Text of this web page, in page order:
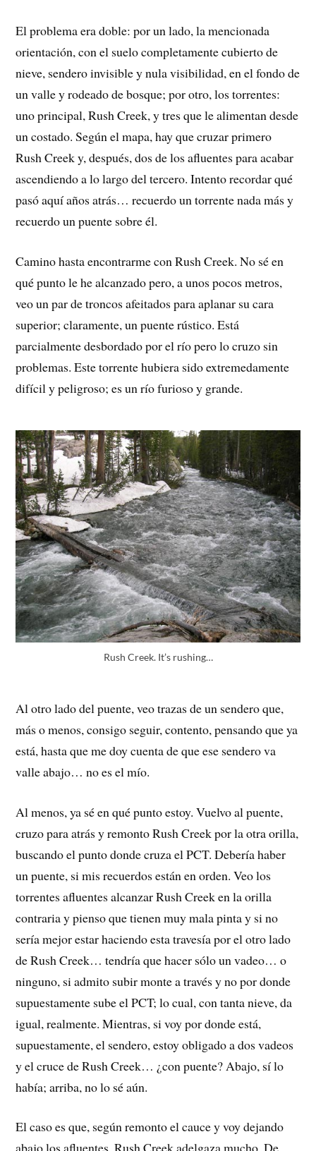
El problema era doble: por un lado, la mencionada
orientación, con el suelo completamente cubierto de
nieve, sendero invisible y nula visibilidad, en el fondo de
un valle y rodeado de bosque; por otro, los torrentes:
uno principal, Rush Creek, y tres que le alimentan desde
un costado. Según el mapa, hay que cruzar primero
Rush Creek y, después, dos de los afluentes para acabar
ascendiendo a lo largo del tercero. Intento recordar qué
pasó aquí años atrás… recuerdo un torrente nada más y
recuerdo un puente sobre él.
Camino hasta encontrarme con Rush Creek. No sé en
qué punto le he alcanzado pero, a unos pocos metros,
veo un par de troncos afeitados para aplanar su cara
superior; claramente, un puente rústico. Está
parcialmente desbordado por el río pero lo cruzo sin
problemas. Este torrente hubiera sido extremedamente
difícil y peligroso; es un río furioso y grande.
Rush Creek. It’s rushing…
Al otro lado del puente, veo trazas de un sendero que,
más o menos, consigo seguir, contento, pensando que ya
está, hasta que me doy cuenta de que ese sendero va
valle abajo… no es el mío.
Al menos, ya sé en qué punto estoy. Vuelvo al puente,
cruzo para atrás y remonto Rush Creek por la otra orilla,
buscando el punto donde cruza el PCT. Debería haber
un puente, si mis recuerdos están en orden. Veo los
torrentes afluentes alcanzar Rush Creek en la orilla
contraria y pienso que tienen muy mala pinta y si no
sería mejor estar haciendo esta travesía por el otro lado
de Rush Creek… tendría que hacer sólo un vadeo… o
ninguno, si admito subir monte a través y no por donde
supuestamente sube el PCT; lo cual, con tanta nieve, da
igual, realmente. Mientras, si voy por donde está,
supuestamente, el sendero, estoy obligado a dos vadeos
y el cruce de Rush Creek… ¿con puente? Abajo, sí lo
había; arriba, no lo sé aún.
El caso es que, según remonto el cauce y voy dejando